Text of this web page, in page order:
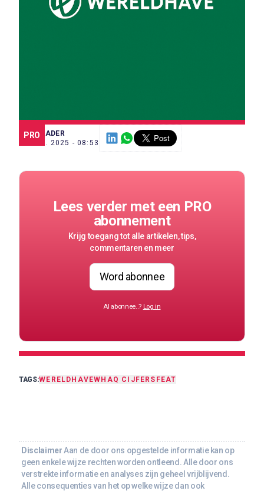
PRO
SCE TRADER
22 JUL. 2025 - 08:53
Lees verder met een PRO
abonnement
Krijg toegang tot alle artikelen, tips,
commentaren en meer
Word abonnee
Al abonnee..? Log in
TAGS:WERELDHAVEWHAQ CIJFERS FEAT
Disclaimer Aan de door ons opgestelde informatie kan op
geen enkele wijze rechten worden ontleend. Alle door ons
verstrekte informatie en analyses zijn geheel vrijblijvend.
Alle consequenties van het op welke wijze dan ook